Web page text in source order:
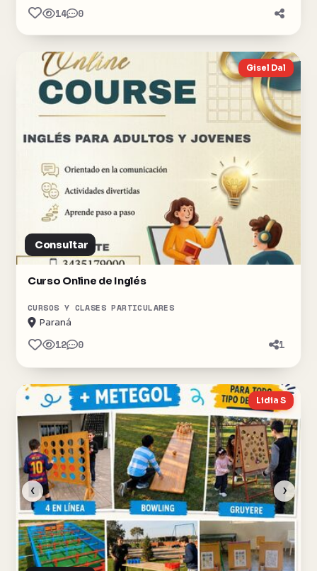
14 0
Gisel Dal
Consultar
Curso Online de Inglés
CURSOS Y CLASES PARTICULARES
Paraná
12 0 1
‹ ›
Lidia S